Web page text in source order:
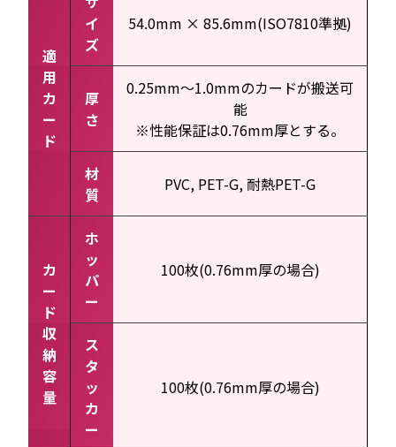
適
用
カ
ー
ド
イ
ズ
54.0mm × 85.6mm(ISO7810準拠)
厚
さ
0.25mm～1.0mmのカードが搬送可
能
※性能保証は0.76mm厚とする。
材
質
PVC, PET-G, 耐熱PET-G
カ
ー
ド
収
納
容
量
ホ
ッ
パ
ー
100枚(0.76mm厚の場合)
ス
タ
ッ
カ
ー
100枚(0.76mm厚の場合)